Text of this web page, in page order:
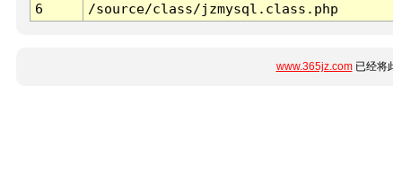
6
/source/class/jzmysql.class.php
www.365jz.com已经将